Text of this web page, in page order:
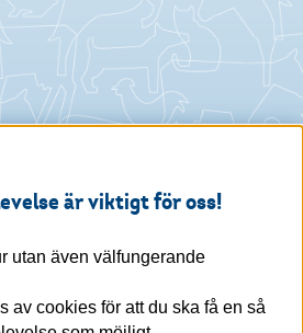
är viktigt för oss!
utan även välfungerande
av cookies för att du ska få en så